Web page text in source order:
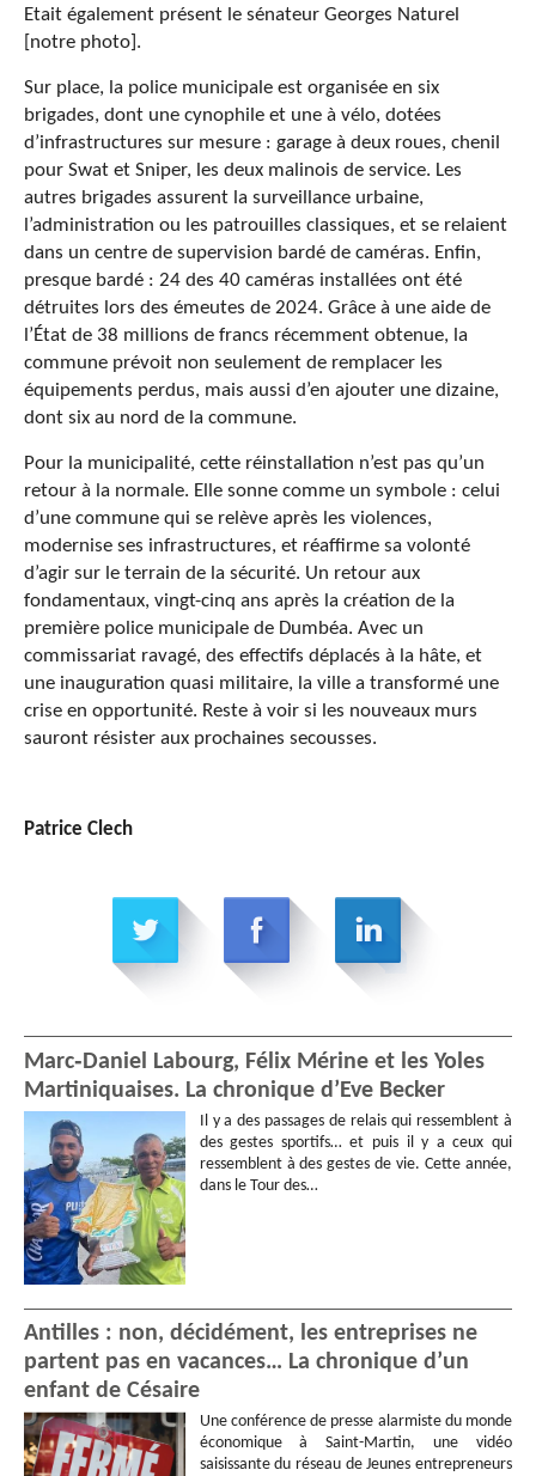
Etait également présent le sénateur Georges Naturel
[notre photo].
Sur place, la police municipale est organisée en six
brigades, dont une cynophile et une à vélo, dotées
d’infrastructures sur mesure : garage à deux roues, chenil
pour Swat et Sniper, les deux malinois de service. Les
autres brigades assurent la surveillance urbaine,
l’administration ou les patrouilles classiques, et se relaient
dans un centre de supervision bardé de caméras. Enfin,
presque bardé : 24 des 40 caméras installées ont été
détruites lors des émeutes de 2024. Grâce à une aide de
l’État de 38 millions de francs récemment obtenue, la
commune prévoit non seulement de remplacer les
équipements perdus, mais aussi d’en ajouter une dizaine,
dont six au nord de la commune.
Pour la municipalité, cette réinstallation n’est pas qu’un
retour à la normale. Elle sonne comme un symbole : celui
d’une commune qui se relève après les violences,
modernise ses infrastructures, et réaffirme sa volonté
d’agir sur le terrain de la sécurité. Un retour aux
fondamentaux, vingt-cinq ans après la création de la
première police municipale de Dumbéa. Avec un
commissariat ravagé, des effectifs déplacés à la hâte, et
une inauguration quasi militaire, la ville a transformé une
crise en opportunité. Reste à voir si les nouveaux murs
sauront résister aux prochaines secousses.
Patrice Clech
Marc‑Daniel Labourg, Félix Mérine et les Yoles
Martiniquaises. La chronique d’Eve Becker
Il y a des passages de relais qui ressemblent à
des gestes sportifs… et puis il y a ceux qui
ressemblent à des gestes de vie. Cette année,
dans le Tour des…
Antilles : non, décidément, les entreprises ne
partent pas en vacances… La chronique d’un
enfant de Césaire
Une conférence de presse alarmiste du monde
économique à Saint-Martin, une vidéo
saisissante du réseau de Jeunes entrepreneurs